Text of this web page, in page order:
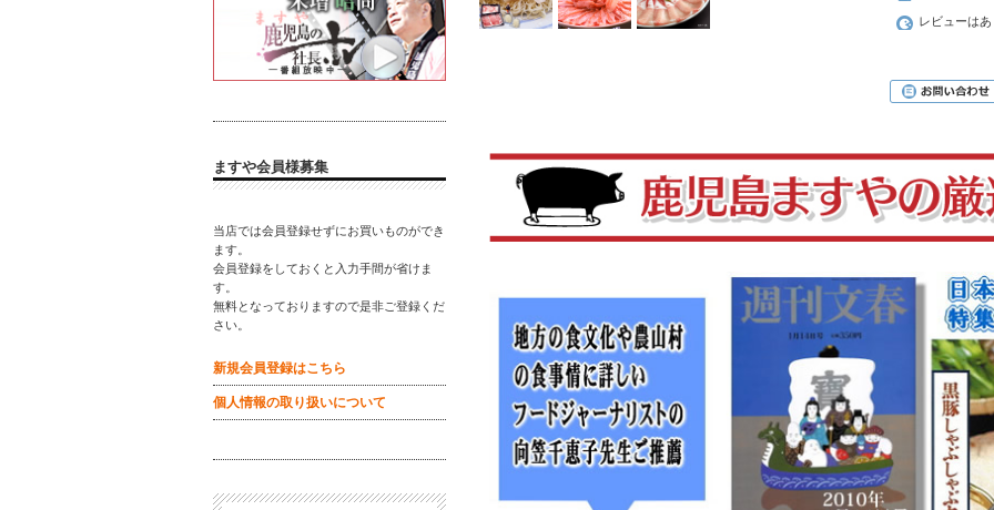
レビューは
ますや会員様募集
当店では会員登録せずにお買いものができ
ます。
会員登録をしておくと入力手間が省けま
す。
無料となっておりますので是非ご登録くだ
さい。
新規会員登録はこちら
個人情報の取り扱いについて